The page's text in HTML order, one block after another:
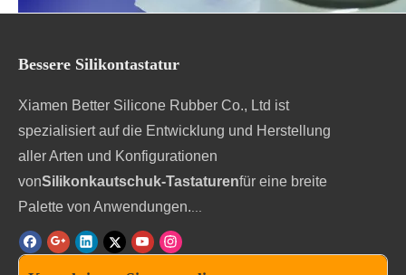
Im Vergleich zu Silikonkautschuk-Tastatur mit
Knopfkappen betragen die Produktionskosten
von Epoxid-Beschichtung
Tastaturen sind deutlich weniger und auch flexibler.